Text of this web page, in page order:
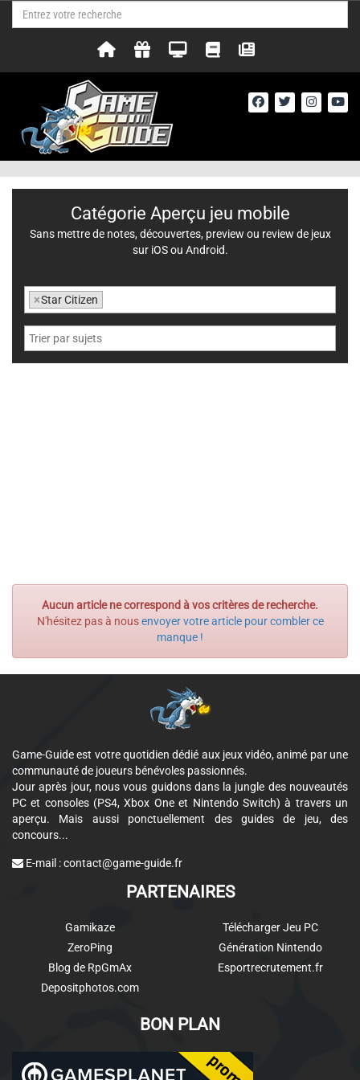
Aucun article ne correspond à vos critères de recherche.
N'hésitez pas à nousenvoyer votre article pour combler ce
manque !
Catégorie Aperçu jeu mobile
Sans mettre de notes, découvertes, preview ou review de jeux
sur iOS ou Android.
×Star Citizen
Game-Guide est votre quotidien dédié aux jeux vidéo, animé par une
communauté de joueurs bénévoles passionnés.
Jour après jour, nous vous guidons dans la jungle des nouveautés
PC et consoles (PS4, Xbox One et Nintendo Switch) à travers un
aperçu. Mais aussi ponctuellement des guides de jeu, des
concours...
E-mail :contact@game-guide.fr
PARTENAIRES
Gamikaze
ZeroPing
Blog de RpGmAx
Depositphotos.com
Télécharger Jeu PC
Génération Nintendo
Esportrecrutement.fr
BON PLAN